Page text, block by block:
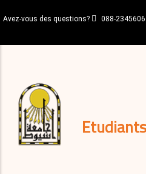
au
principal
Avez-vous des questions? 088-2345606
décisions
Expatriés
Journal